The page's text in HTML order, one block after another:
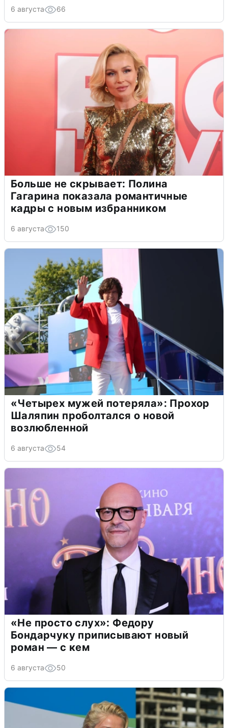
6 августа 66
Больше не скрывает: Полина
Гагарина показала романтичные
кадры с новым избранником
6 августа 150
«Четырех мужей потеряла»: Прохор
Шаляпин проболтался о новой
возлюбленной
6 августа 54
«Не просто слух»: Федору
Бондарчуку приписывают новый
роман — с кем
6 августа 50